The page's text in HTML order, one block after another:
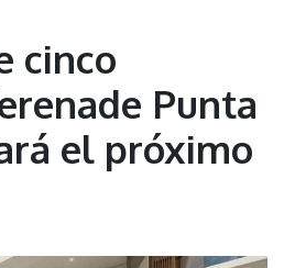
cinco
Punta
el próximo